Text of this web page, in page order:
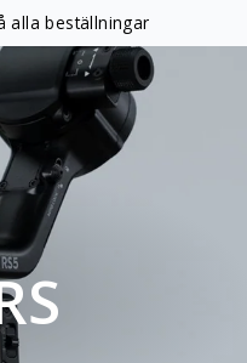
alla beställningar